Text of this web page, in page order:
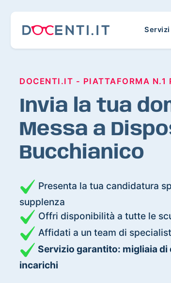
Servizi
DOCENTI.IT - PIATTAFORMA N.1
Invia la tua
Messa a
Bucchianico
Presenta la tua candidatura
supplenza
Offri disponibilità a tutte le
Affidati a un team di
Servizio garantito: migliaia
incarichi